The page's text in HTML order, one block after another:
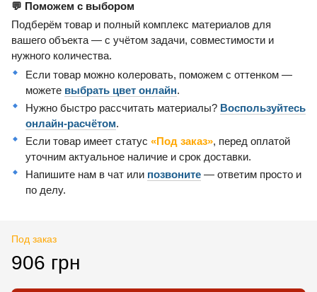
💬 Поможем с выбором
Подберём товар и полный комплекс материалов для
вашего объекта — с учётом задачи, совместимости и
нужного количества.
Если товар можно колеровать, поможем с оттенком —
можете выбрать цвет онлайн.
Нужно быстро рассчитать материалы? Воспользуйтесь
онлайн-расчётом.
Если товар имеет статус «Под заказ», перед оплатой
уточним актуальное наличие и срок доставки.
Напишите нам в чат или позвоните — ответим просто и
по делу.
Под заказ
906 грн